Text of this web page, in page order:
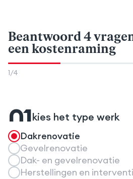
Beantwoord 4
een kostenraming
1/4
01kies het type werk
Dakrenovatie
Gevelrenovatie
Dak- en gevelrenovatie
Herstellingen en